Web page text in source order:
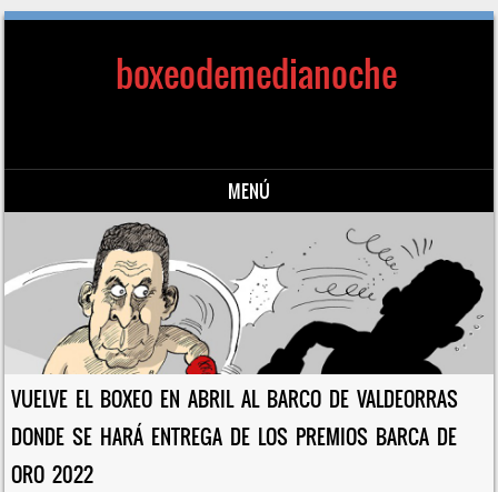
boxeodemedianoche
MENÚ
Saltar al contenido
VUELVE EL BOXEO EN ABRIL AL BARCO DE VALDEORRAS
DONDE SE HARÁ ENTREGA DE LOS PREMIOS BARCA DE
ORO 2022